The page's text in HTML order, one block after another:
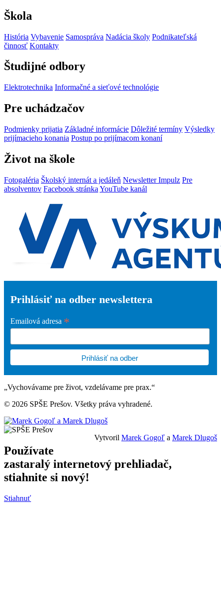
Škola
História Vybavenie Samospráva Nadácia školy Podnikateľská
činnosť Kontakty
Študijné odbory
Elektrotechnika Informačné a sieťové technológie
Pre uchádzačov
Podmienky prijatia Základné informácie Dôležité termíny Výsledky
prijímacieho konania Postup po prijímacom konaní
Život na škole
Fotogaléria Školský internát a jedáleň Newsletter Impulz Pre
absolventov Facebook stránka YouTube kanál
Prihlásiť na odber newslettera
Emailová adresa *
„Vychovávame pre život, vzdelávame pre prax.“
© 2026 SPŠE Prešov. Všetky práva vyhradené.
Vytvoril Marek Gogoľ a Marek Dlugoš
Používate
zastaralý internetový prehliadač,
stiahnite si nový!
Stiahnuť